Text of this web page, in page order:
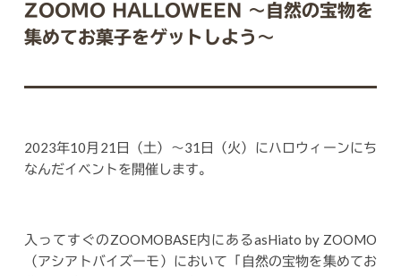
ZOOMO HALLOWEEN ～自然の宝物を
集めてお菓子をゲットしよう～
2023年10月21日（土）～31日（火）にハロウィーンにち
なんだイベントを開催します。
入ってすぐのZOOMOBASE内にあるasHiato by ZOOMO
（アシアトバイズーモ）において「自然の宝物を集めてお